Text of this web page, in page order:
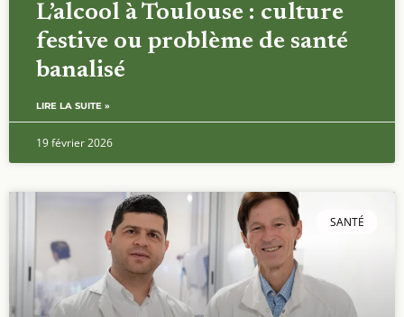
L’alcool à Toulouse : culture
festive ou problème de santé
banalisé
LIRE LA SUITE »
19 février 2026
SANTÉ